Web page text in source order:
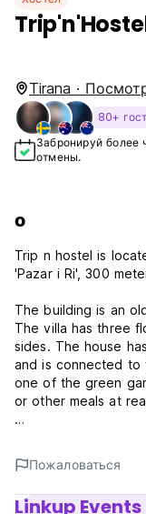
Tirana ·
80+
Забронируй более
отмены.
о
Trip n hostel is
'Pazar i Ri', 300
The building is an
The villa has three
sides. The house
and is connected to
one of the green
or other meals at
is located on the ground floor and has ample space to
welcome many
internet . The
relaxing environment.
Пожаловаться
Linkup Events